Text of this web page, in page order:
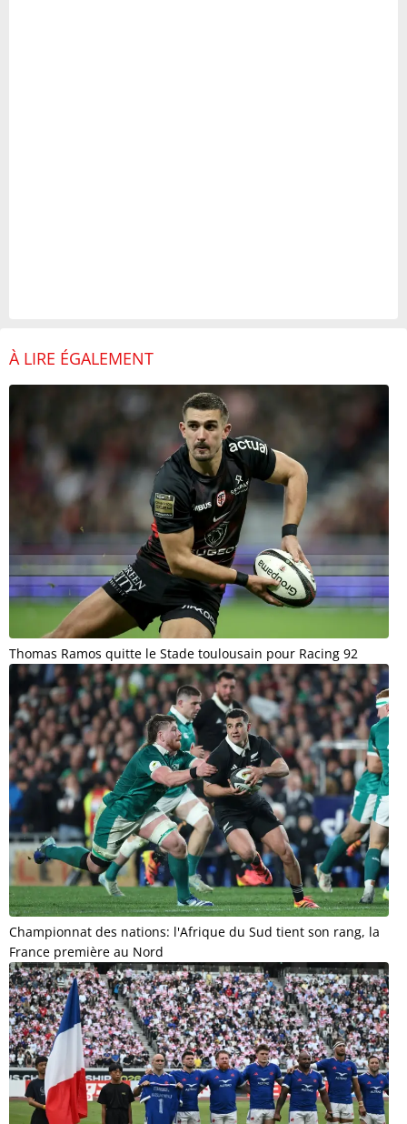
À LIRE ÉGALEMENT
Thomas Ramos quitte le Stade toulousain pour Racing 92
Championnat des nations: l'Afrique du Sud tient son rang, la
France première au Nord